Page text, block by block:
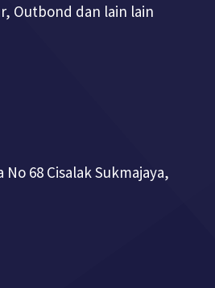
Outbond dan lain lain
68 Cisalak Sukmajaya,